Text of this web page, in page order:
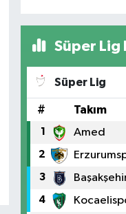
Süper Lig
Süper Lig
# Takım
1 Amed
2
3
4